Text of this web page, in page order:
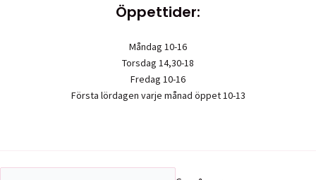
Öppettider:
Måndag 10-16
Torsdag 14,30-18
Fredag 10-16
Första lördagen varje månad öppet 10-13